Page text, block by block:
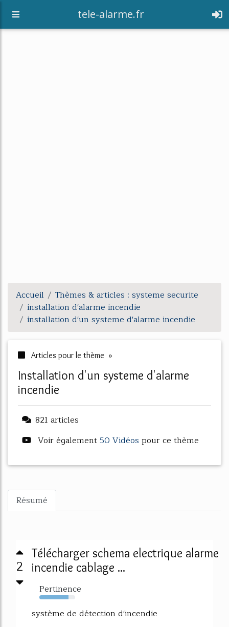
tele-alarme.fr
Accueil
Thèmes & articles : systeme securite
installation d'alarme incendie
installation d'un systeme d'alarme incendie
Articles pour le thème »
installation d'un systeme d'alarme
incendie
821 articles
Voir également50 Vidéos pour ce thème
Résumé
2
Télécharger schema electrique alarme
incendie cablage ...
Pertinence
81%
système de détection d'incendie